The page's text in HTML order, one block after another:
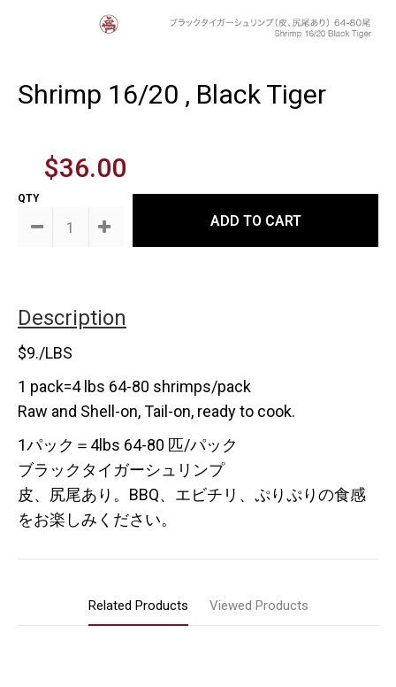
Shrimp 16/20 , Black Tiger
$36.00
QTY
Description
$9./LBS
1 pack=4 lbs 64-80 shrimps/pack
Raw and Shell-on, Tail-on, ready to cook.
1パック＝4lbs 64-80 匹/パック
ブラックタイガーシュリンプ
皮、尻尾あり。BBQ、エビチリ、ぷりぷりの食感
をお楽しみください。
Related Products Viewed Products